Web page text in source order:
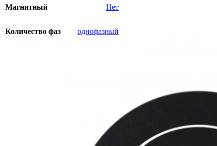
Магнитный Нет
Количество фаз однофазный